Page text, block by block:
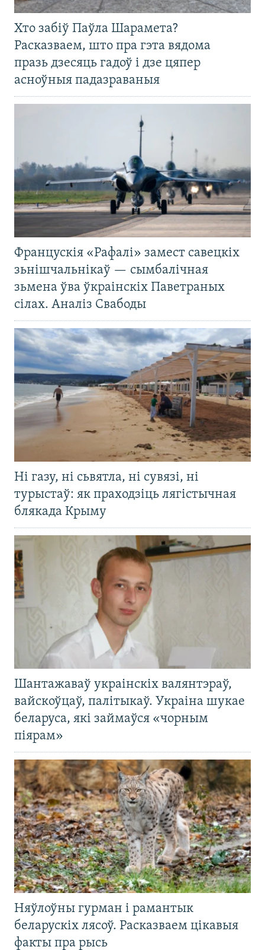
Хто забіў Паўла Шарамета?
Расказваем, што пра гэта вядома
празь дзесяць гадоў і дзе цяпер
асноўныя падазраваныя
Францускія «Рафалі» замест савецкіх
зьнішчальнікаў — сымбалічная
зьмена ўва ўкраінскіх Паветраных
сілах. Аналіз Свабоды
Ні газу, ні сьвятла, ні сувязі, ні
турыстаў: як праходзіць лягістычная
блякада Крыму
Шантажаваў украінскіх валянтэраў,
вайскоўцаў, палітыкаў. Украіна шукае
беларуса, які займаўся «чорным
піярам»
Няўлоўны гурман і рамантык
беларускіх лясоў. Расказваем цікавыя
факты пра рысь